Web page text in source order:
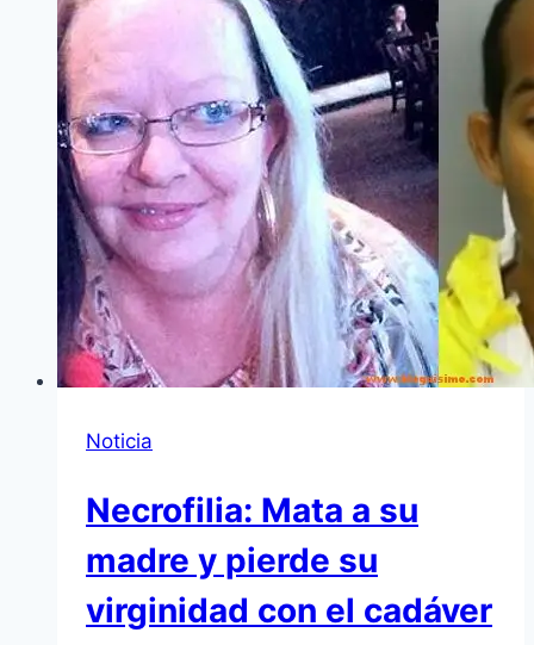
Noticia
Necrofilia: Mata a su
madre y pierde su
virginidad con el cadáver